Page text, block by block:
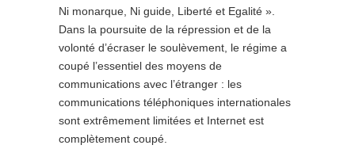
Ni monarque, Ni guide, Liberté et Egalité ».
Dans la poursuite de la répression et de la
volonté d’écraser le soulèvement, le régime a
coupé l’essentiel des moyens de
communications avec l’étranger : les
communications téléphoniques internationales
sont extrêmement limitées et Internet est
complètement coupé.